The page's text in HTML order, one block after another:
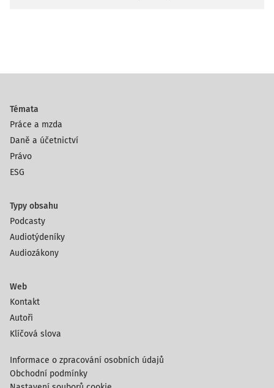
Témata
Práce a mzda
Daně a účetnictví
Právo
ESG
Typy obsahu
Podcasty
Audiotýdeníky
Audiozákony
Web
Kontakt
Autoři
Klíčová slova
Informace o zpracování osobních údajů
Obchodní podmínky